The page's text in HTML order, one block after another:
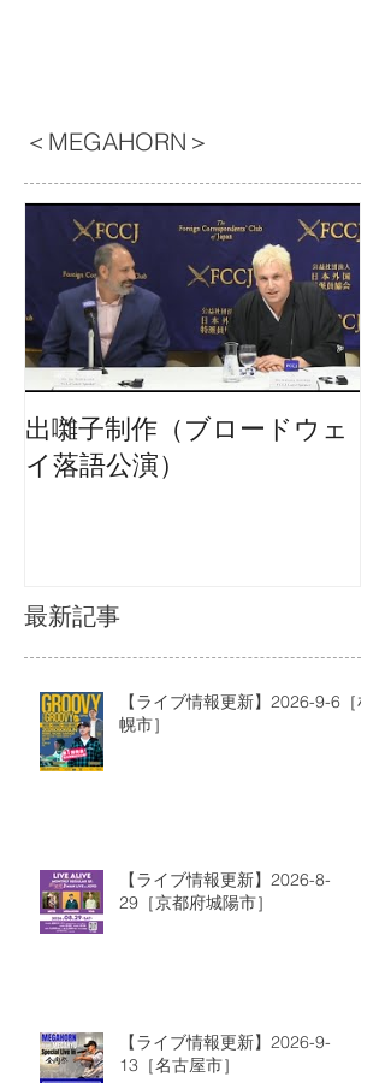
＜MEGAHORN＞
出囃子制作（ブロードウェ
イ落語公演）
最新記事
【ライブ情報更新】2026-9-6［札
幌市］
【ライブ情報更新】2026-8-
29［京都府城陽市］
【ライブ情報更新】2026-9-
13［名古屋市］